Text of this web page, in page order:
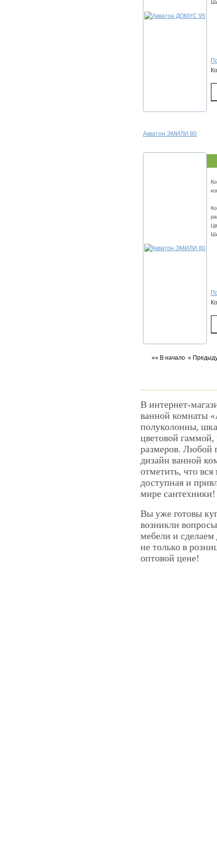
Акватон ЭМИЛИ 80
«« В начало «
В интернет-
ванной комнаты
полуколонны,
цветовой
размеров. Любой
дизайн ванной
отметить, что
доступная и
мире сантехники!
Вы уже готовы
возникли
мебели и
не только в
оптовой цене!